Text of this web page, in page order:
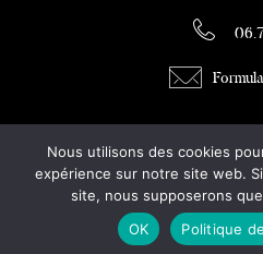
DIETETICIENNE /
Diététicienne
Mentions légales
Nous utilisons des cookies
expérience sur notre site web.
site, nous supposerons
OK
Politique